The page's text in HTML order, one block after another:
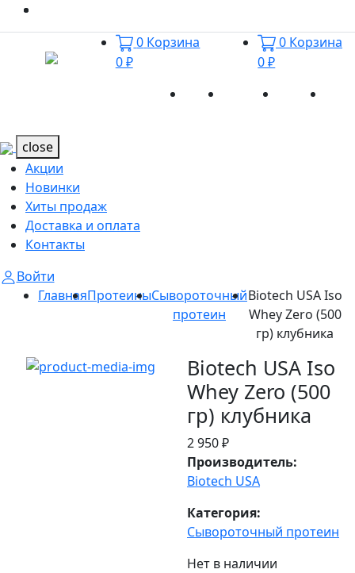
0 Корзина
0 ₽
0 Корзина
0 ₽
Акции Новинки
close
Акции
Новинки
Хиты продаж
Доставка и оплата
Контакты
Войти
ГлавнаяПротеиныСывороточный
протеин
Biotech USA Iso
Whey Zero (500
гр) клубника
Biotech USA Iso
Whey Zero (500
гр) клубника
2 950 ₽
Производитель:
Biotech USA
Категория:
Сывороточный протеин
Нет в наличии